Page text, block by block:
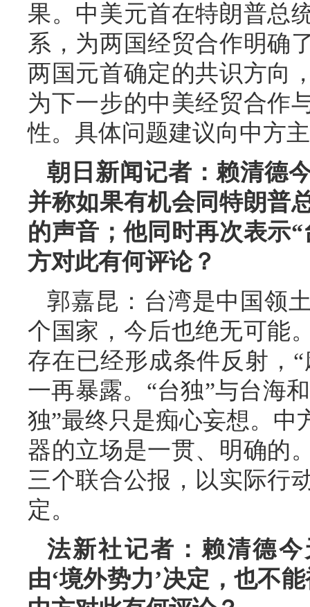
果。中美元首在特朗普总
系，为两国经贸合作明确
两国元首确定的共识方向
为下一步的中美经贸合作
性。具体问题建议向中方
朝日新闻记者：赖清德
并称如果有机会同特朗普
的声音；他同时再次表示
方对此有何评论？
郭嘉昆：台湾是中国领
个国家，今后也绝无可能
存在已经形成条件反射，
一再暴露。“台独”与台海
独”最终只是痴心妄想。中
器的立场是一贯、明确的
三个联合公报，以实际行
定。
法新社记者：赖清德
由‘境外势力’决定，也不